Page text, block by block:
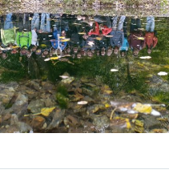
GIOVANILE
& PLURILINGUISMO
SESSUALE